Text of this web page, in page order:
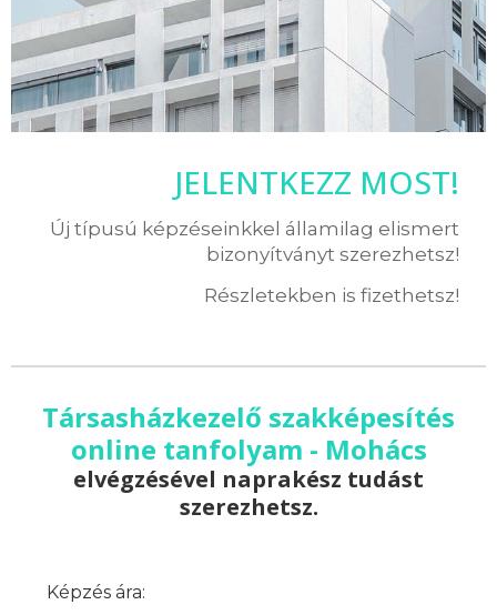
JELENTKEZZ MOST!
Új típusú képzéseinkkel államilag elismert
bizonyítványt szerezhetsz!
Részletekben is fizethetsz!
Társasházkezelő szakképesítés
online tanfolyam - Mohács
elvégzésével naprakész tudást
szerezhetsz.
Képzés ára: